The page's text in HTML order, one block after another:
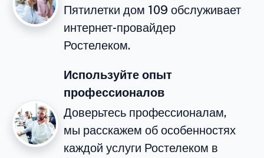
Пятилетки дом 109 обслуживает
интернет-провайдер
Ростелеком.
Используйте опыт
профессионалов
Доверьтесь профессионалам,
мы расскажем об особенностях
каждой услуги Ростелеком в